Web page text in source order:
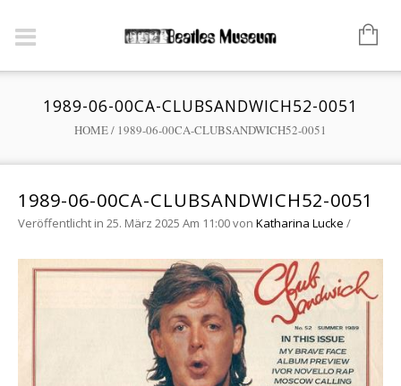
1989-06-00CA-CLUBSANDWICH52-0051
HOME/ 1989-06-00CA-CLUBSANDWICH52-0051
1989-06-00CA-CLUBSANDWICH52-0051
Veröffentlicht in 25. März 2025 Am 11:00von Katharina Lucke /